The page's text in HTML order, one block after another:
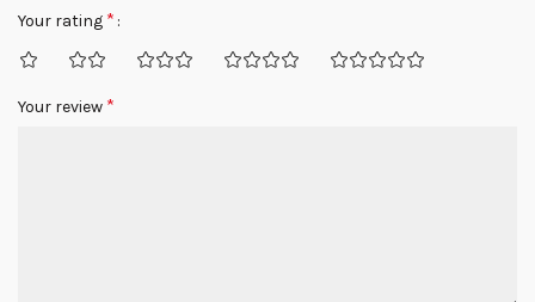
Your rating *
Your review *